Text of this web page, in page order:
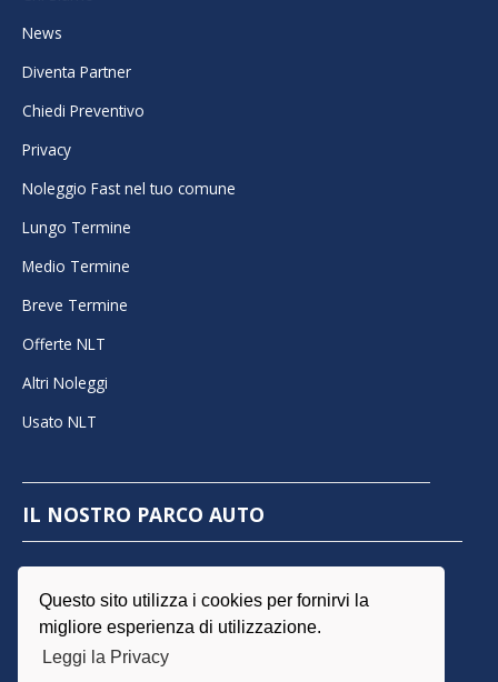
Questo sito utilizza i cookies per fornirvi la
migliore esperienza di utilizzazione.
Leggi la Privacy
News
Diventa Partner
Chiedi Preventivo
Privacy
Noleggio Fast nel tuo comune
Lungo Termine
Medio Termine
Breve Termine
Offerte NLT
Altri Noleggi
Usato NLT
IL NOSTRO PARCO AUTO
Wagon
SUV/Crossover Veicoli Commerciali